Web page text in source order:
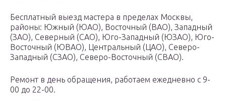
Бесплатный выезд мастера в пределах Москвы,
районы: Южный (ЮАО), Восточный (ВАО), Западный
(ЗАО), Северный (САО), Юго-Западный (ЮЗАО), Юго-
Восточный (ЮВАО), Центральный (ЦАО), Северо-
Западный (СЗАО), Северо-Восточный (СВАО).
Ремонт в день обращения, работаем ежедневно с 9-
00 до 22-00.